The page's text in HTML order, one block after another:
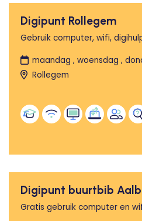
Digipunt Rollegem
Gebruik computer, wifi,
maandag , woensdag ,
Rollegem
Digipunt buurtbib
Gratis gebruik computer en